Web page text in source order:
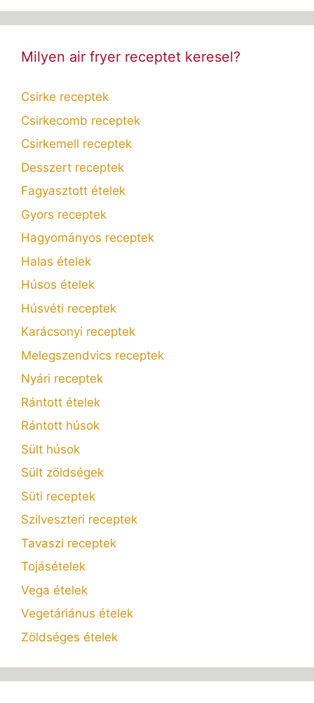
Milyen air fryer receptet keresel?
Csirke receptek
Csirkecomb receptek
Csirkemell receptek
Desszert receptek
Fagyasztott ételek
Gyors receptek
Hagyományos receptek
Halas ételek
Húsos ételek
Húsvéti receptek
Karácsonyi receptek
Melegszendvics receptek
Nyári receptek
Rántott ételek
Rántott húsok
Sült húsok
Sült zöldségek
Süti receptek
Szilveszteri receptek
Tavaszi receptek
Tojásételek
Vega ételek
Vegetáriánus ételek
Zöldséges ételek